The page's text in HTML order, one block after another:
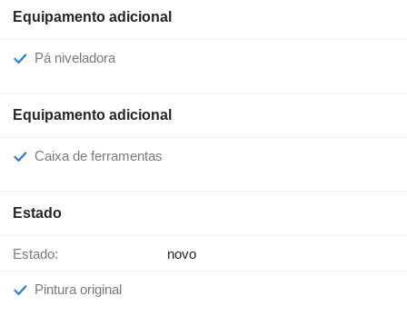
Equipamento adicional
Pá niveladora
Equipamento adicional
Caixa de ferramentas
Estado
Estado: novo
Pintura original